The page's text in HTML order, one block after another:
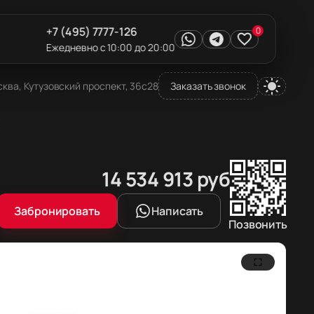
Кутузовский проспект, 36с28 Заказать звонок
+7 (495) 7777-126
Ежедневно с 10:00 до 20:00
0
14 534 913 руб
142евро
434долларов
Забронировать
Написать
Позвонить